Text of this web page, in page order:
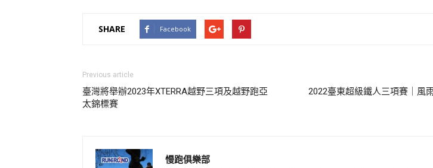
SHARE Facebook
Previous article
臺灣將舉辦2023年XTERRA越野三項及越野跑亞
太錦標賽
2022臺東超級鐵人三項賽｜風
慢跑俱樂部